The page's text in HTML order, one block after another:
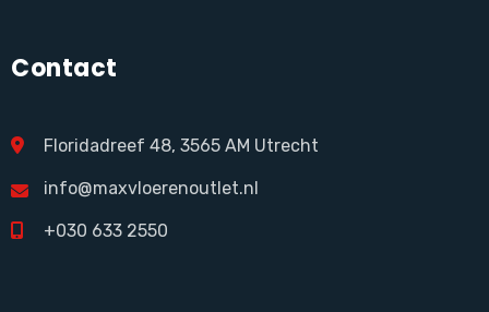
Contact
Floridadreef 48, 3565 AM Utrecht
info@maxvloerenoutlet.nl
+030 633 2550